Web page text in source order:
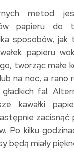
metod
papieru
sposobów,
papieru
tworząc małe
na noc, a rano
fal.
kawałki
zacisnąć
Po kilku
będą miały